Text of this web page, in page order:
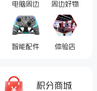
电脑周边 周边好物
智能配件 体验店
积分商城